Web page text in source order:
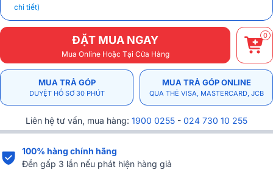
chi tiết)
ĐẶT MUA NGAY
Mua Online Hoặc Tại Cửa Hàng
0
MUA TRẢ GÓP
DUYỆT HỒ SƠ 30 PHÚT
MUA TRẢ GÓP ONLINE
QUA THẺ VISA, MASTERCARD, JCB
Liên hệ tư vấn, mua hàng: 1900 0255 - 024 730 10 255
100% hàng chính hãng
Đền gấp 3 lần nếu phát hiện hàng giả